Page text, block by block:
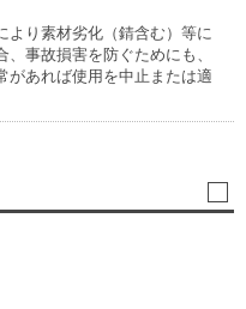
より素材劣化（錆含む）等に
事故損害を防ぐためにも、
があれば使用を中止または適